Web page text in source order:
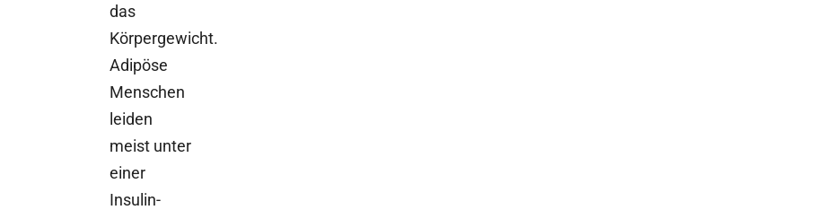
das
Körpergewicht.
Adipöse
Menschen
leiden
meist unter
einer
Insulin-